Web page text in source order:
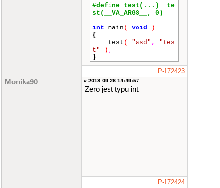
#define test(...) _te
st(__VA_ARGS__, 0)
int main ( void
)
{
test ( "asd" ,
"tes
t"
) ;
}
P-172423
Monika90 » 2018-09-26 14:49:57
Zero jest typu int.
P-172424